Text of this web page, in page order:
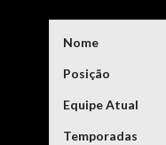
Nome
Posição
Equipe Atual
Temporadas